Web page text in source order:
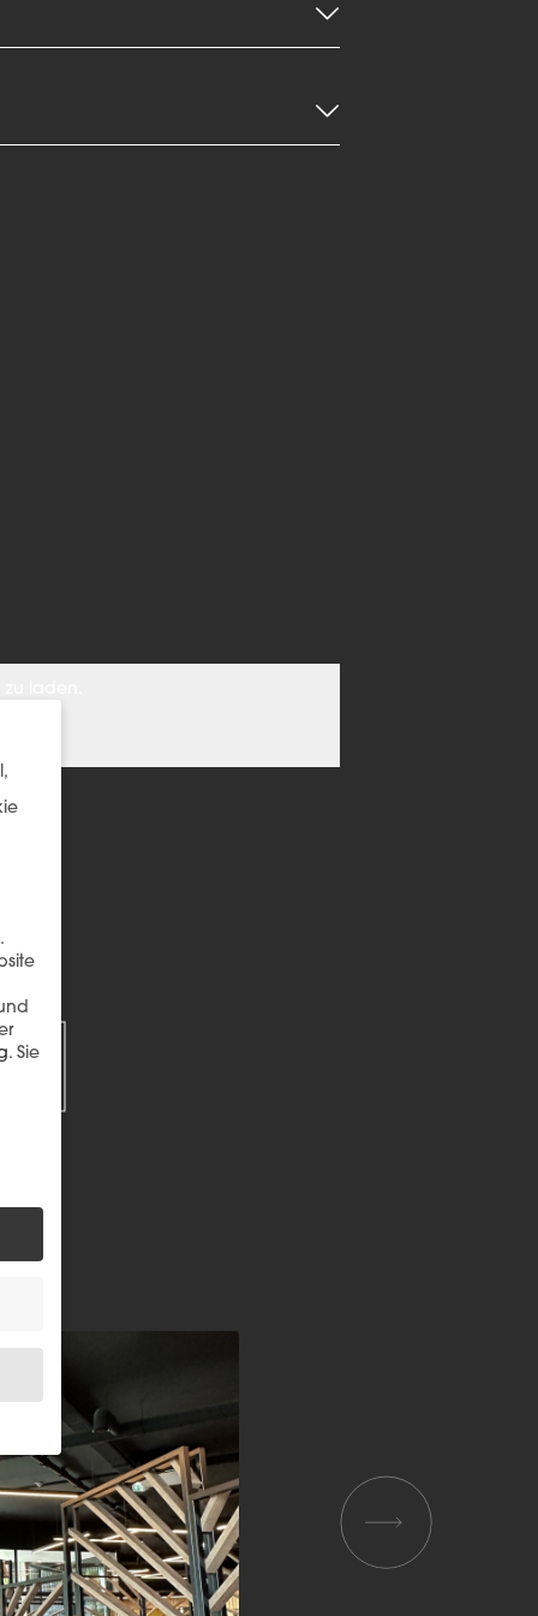
. Sie